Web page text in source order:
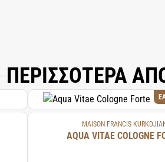
ΠΕΡΙΣΣΟΤΕΡΑ
MAISON FRANCIS
AQUA VITAE COLOGNE